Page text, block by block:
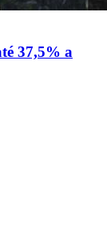
37,5% a